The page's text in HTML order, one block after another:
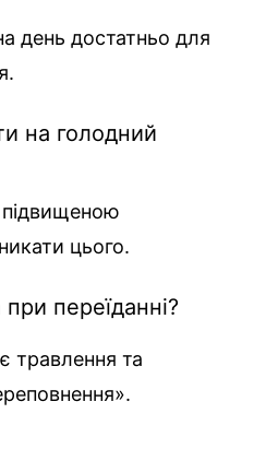
день достатньо для
на голодний
цього.
переїданні?
травлення та